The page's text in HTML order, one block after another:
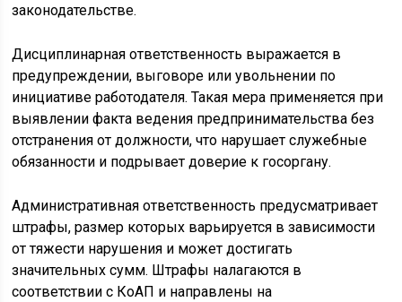
законодательстве.
Дисциплинарная ответственность выражается в
предупреждении, выговоре или увольнении по
инициативе работодателя. Такая мера применяется при
выявлении факта ведения предпринимательства без
отстранения от должности, что нарушает служебные
обязанности и подрывает доверие к госоргану.
Административная ответственность предусматривает
штрафы, размер которых варьируется в зависимости
от тяжести нарушения и может достигать
значительных сумм. Штрафы налагаются в
соответствии с КоАП и направлены на